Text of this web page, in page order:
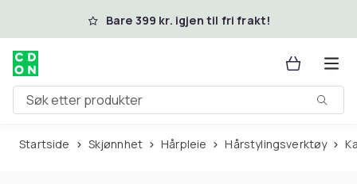
Hopp til hovedinnholdBare 399 kr. igjen til fri frakt!
Søk etter produkter
Startside Skjønnhet Hårpleie Hårstylingsverktøy